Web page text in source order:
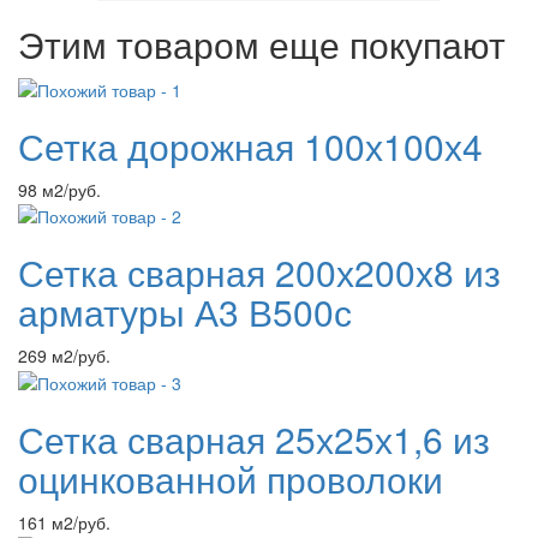
Этим товаром еще покупают
Сетка дорожная 100х100х4
98 м2/руб.
Сетка сварная 200х200х8 из
арматуры А3 В500с
269 м2/руб.
Сетка сварная 25х25х1,6 из
оцинкованной проволоки
161 м2/руб.